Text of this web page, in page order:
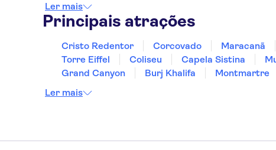
Ler mais
Principais atrações
Cristo Redentor Corcovado Maracanã
Torre Eiffel
Coliseu Capela Sistina
Grand Canyon
Burj Khalifa Montmartre
Ler mais